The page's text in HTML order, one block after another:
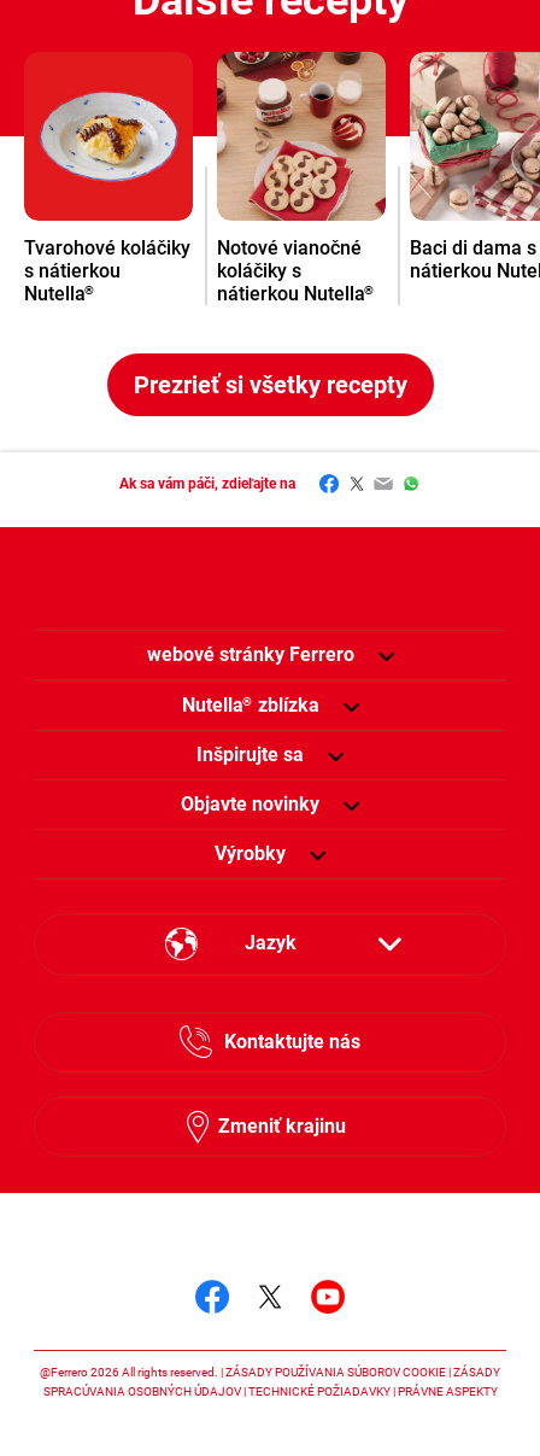
Tvarohové koláčiky
s nátierkou
Nutella®
Notové vianočné
koláčiky s
nátierkou Nutella®
Baci di dama s
nátierkou
Prezrieť si všetky recepty
Ak sa vám páči, zdieľajte na Facebook
Twitter
EmailWhatsApp
webové stránky Ferrero
Nutella® zblízka
Inšpirujte sa
Objavte novinky
Výrobky
Jazyk
Česky
Kontaktujte nás
Zmeniť krajinu
@Ferrero 2026 All rights reserved. ZÁSADY POUŽÍVANIA SÚBOROV COOKIE ZÁSADY
SPRACÚVANIA OSOBNÝCH ÚDAJOV TECHNICKÉ POŽIADAVKY PRÁVNE ASPEKTY